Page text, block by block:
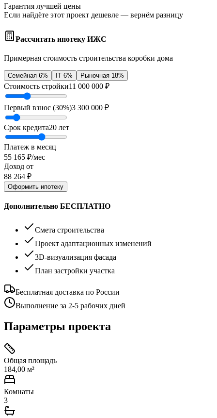
Гарантия лучшей цены
Если найдёте этот проект дешевле — вернём разницу
Рассчитать ипотеку ИЖС
Примерная стоимость строительства коробки дома
Семейная 6% IT 6% Рыночная 18%
Стоимость стройки11 000 000 ₽
Первый взнос (30%)3 300 000 ₽
Срок кредита20 лет
Платеж в месяц
55 165 ₽/мес
Доход от
88 264 ₽
Оформить ипотеку
Дополнительно БЕСПЛАТНО
Смета строительства
Проект адаптационных изменений
3D-визуализация фасада
План застройки участка
Бесплатная доставка по России
Выполнение за 2-5 рабочих дней
Параметры проекта
Общая площадь
184,00 м²
Комнаты
3